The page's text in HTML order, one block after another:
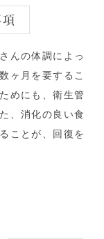
んの体調によっ
ヶ月を要するこ
めにも、衛生管
、消化の良い食
ことが、回復を